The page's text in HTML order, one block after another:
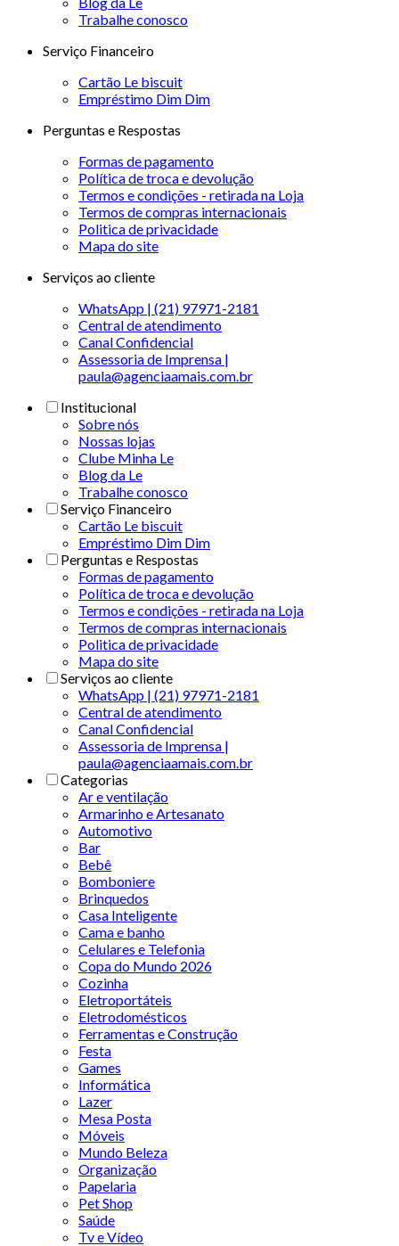
Trabalhe conosco
Serviço Financeiro
Cartão Le biscuit
Empréstimo Dim Dim
Perguntas e Respostas
Formas de pagamento
Política de troca e devolução
Termos e condições - retirada na Loja
Termos de compras internacionais
Politica de privacidade
Mapa do site
Serviços ao cliente
WhatsApp | (21) 97971-2181
Central de atendimento
Canal Confidencial
Assessoria de Imprensa |
paula@agenciaamais.com.br
Institucional
Sobre nós
Nossas lojas
Clube Minha Le
Blog da Le
Trabalhe conosco
Serviço Financeiro
Cartão Le biscuit
Empréstimo Dim Dim
Perguntas e Respostas
Formas de pagamento
Política de troca e devolução
Termos e condições - retirada na Loja
Termos de compras internacionais
Politica de privacidade
Mapa do site
Serviços ao cliente
WhatsApp | (21) 97971-2181
Central de atendimento
Canal Confidencial
Assessoria de Imprensa |
paula@agenciaamais.com.br
Categorias
Ar e ventilação
Armarinho e Artesanato
Automotivo
Bar
Bebê
Bomboniere
Brinquedos
Casa Inteligente
Cama e banho
Celulares e Telefonia
Copa do Mundo 2026
Cozinha
Eletroportáteis
Eletrodomésticos
Ferramentas e Construção
Festa
Games
Informática
Lazer
Mesa Posta
Móveis
Mundo Beleza
Organização
Papelaria
Pet Shop
Saúde
Tv e Vídeo